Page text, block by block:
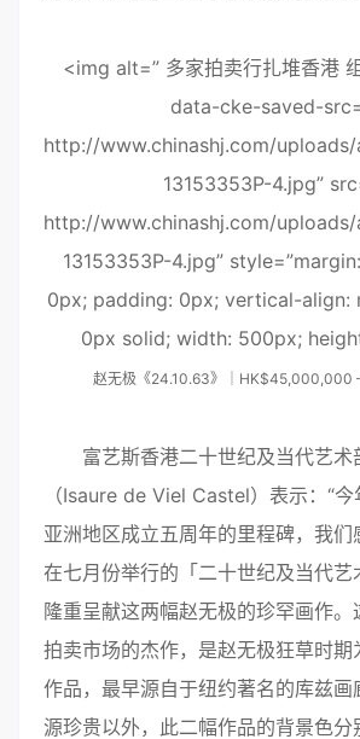
<img alt=” 多家拍卖行扎堆香港 组
data-cke-saved-
http://www.chinashj.com/
13153353P-4.jpg”
http://www.chinashj.com/
13153353P-4.jpg”
0px; padding: 0px; vertical-align:
0px solid; width: 500px;
赵无极《24.10.63》｜HK$45,000,000
富艺斯香港二十世纪及当代艺术
（Isaure de Viel Castel）表示：“
亚洲地区成立五周年的里程碑，我
在七月份举行的「二十世纪及当代艺
隆重呈献这两幅赵无极的珍罕画作。
拍卖市场的杰作，是赵无极狂草时期
作品，最早源自于纽约著名的库兹画
源珍贵以外，此二幅作品的背景色分